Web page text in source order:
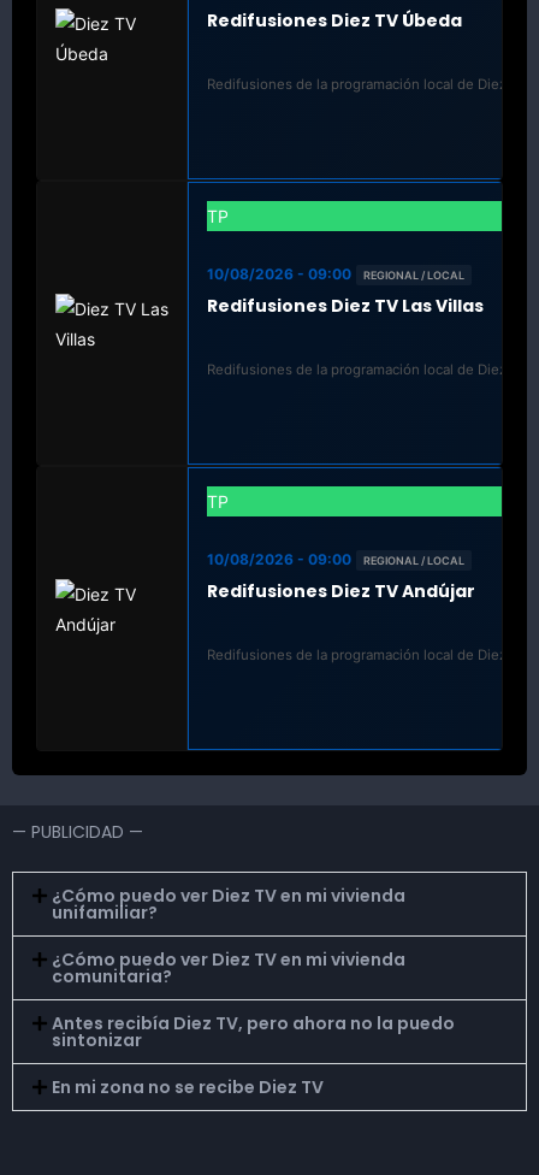
Redifusiones Diez TV Úbeda
Redifusiones de la programación local de Diez TV
TP
10/08/2026 - 09:00 REGIONAL / LOCAL
Redifusiones Diez TV Las Villas
Redifusiones de la programación local de Diez TV
TP
10/08/2026 - 09:00 REGIONAL / LOCAL
Redifusiones Diez TV Andújar
Redifusiones de la programación local de Diez TV
— PUBLICIDAD —
¿Cómo puedo ver Diez TV en mi vivienda
unifamiliar?
¿Cómo puedo ver Diez TV en mi vivienda
comunitaria?
Antes recibía Diez TV, pero ahora no la puedo
sintonizar
En mi zona no se recibe Diez TV